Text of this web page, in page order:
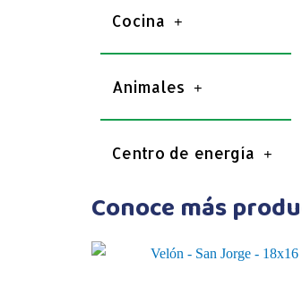
Cocina
Animales
Centro de energía
Conoce más